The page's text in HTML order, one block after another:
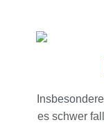
es schwer